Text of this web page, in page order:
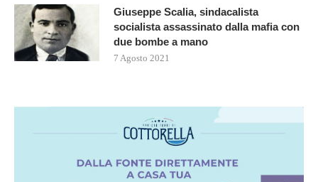
Giuseppe Scalia, sindacalista
socialista assassinato dalla mafia con
due bombe a mano
7 Agosto 2021